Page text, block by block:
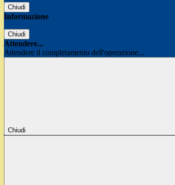
Chiudi
Informazione
Chiudi
Attendere...
Attendere il completamento dell'operazione...
Chiudi